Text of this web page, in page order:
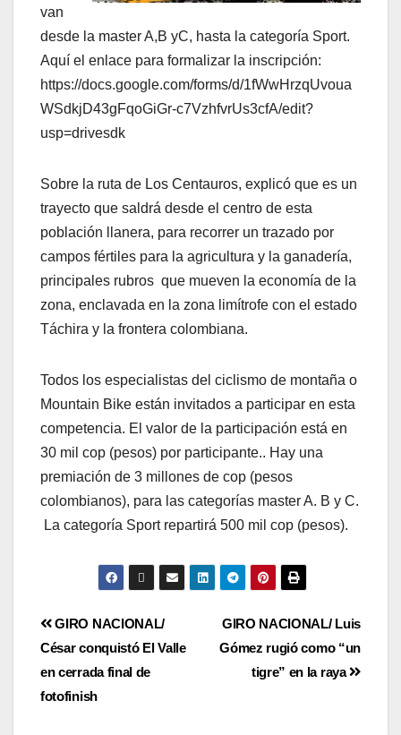
van
desde la master A,B yC, hasta la categoría Sport.
Aquí el enlace para formalizar la inscripción:
https://docs.google.com/forms/d/1fWwHrzqUvoua
WSdkjD43gFqoGiGr-c7VzhfvrUs3cfA/edit?
usp=drivesdk
Sobre la ruta de Los Centauros, explicó que es un
trayecto que saldrá desde el centro de esta
población llanera, para recorrer un trazado por
campos fértiles para la agricultura y la ganadería,
principales rubros que mueven la economía de la
zona, enclavada en la zona limítrofe con el estado
Táchira y la frontera colombiana.
Todos los especialistas del ciclismo de montaña o
Mountain Bike están invitados a participar en esta
competencia. El valor de la participación está en
30 mil cop (pesos) por participante.. Hay una
premiación de 3 millones de cop (pesos
colombianos), para las categorías master A. B y C.
La categoría Sport repartirá 500 mil cop (pesos).
GIRO NACIONAL/ Luis
Gómez rugió como “un
tigre” en la raya
GIRO NACIONAL/
César conquistó El Valle
en cerrada final de
fotofinish